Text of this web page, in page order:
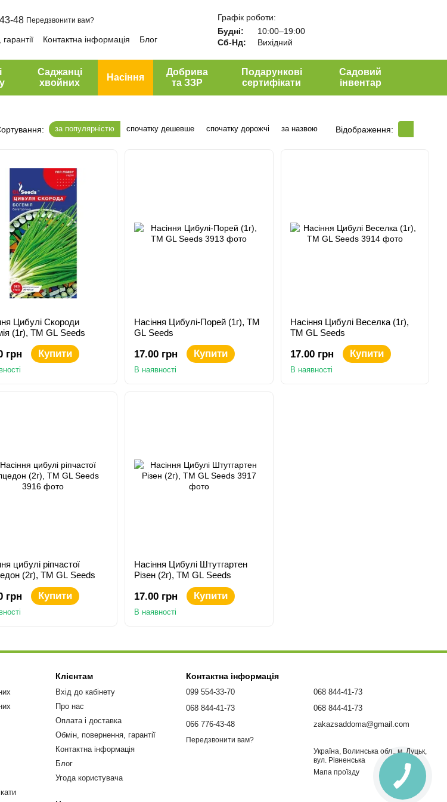
48 Передзвонити вам?
Контактна інформація
Блог
Графік роботи:
Будні:
10:00–19:00
Сб-Нд:
Вихідний
Саджанці
хвойних
Насіння
Добрива
та ЗЗР
Подарункові
сертифікати
Садовий
інвентар
за популярністю спочатку дешевше спочатку дорожчі за назвою Відображення:
Цибулі Скороди
(1г), TM GL Seeds
грн Купити
Насіння Цибулі-Порей (1г), TM
GL Seeds
17.00 грн Купити
В наявності
Насіння Цибулі Веселка (1г),
TM GL Seeds
17.00 грн Купити
В наявності
цибулі ріпчастої
(2г), TM GL Seeds
грн Купити
Насіння Цибулі Штутгартен
Різен (2г), TM GL Seeds
17.00 грн Купити
В наявності
Клієнтам
Вхід до кабінету
Про нас
Оплата і доставка
Обмін, повернення, гарантії
Контактна інформація
Блог
Угода користувача
Контактна інформація
099 554-33-70
068 844-41-73
066 776-43-48
Передзвонити вам?
068 844-41-73
068 844-41-73
zakazsaddoma@gmail.com
Україна, Волинська обл., м. Луцьк,
вул. Рівненська
Мапа проїзду